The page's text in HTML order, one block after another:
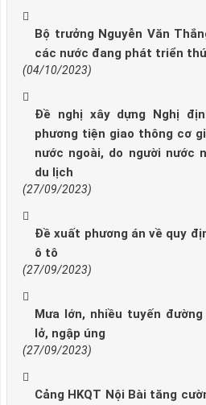
Bộ trưởng Nguyễn Văn
các nước đang phát triển
(04/10/2023)
Đề nghị xây dựng Nghị
phương tiện giao thông cơ
nước ngoài, do người nước
du lịch
(27/09/2023)
Đề xuất phương án về quy
ô tô
(27/09/2023)
Mưa lớn, nhiều tuyến
lở, ngập úng
(27/09/2023)
Cảng HKQT Nội Bài tăng